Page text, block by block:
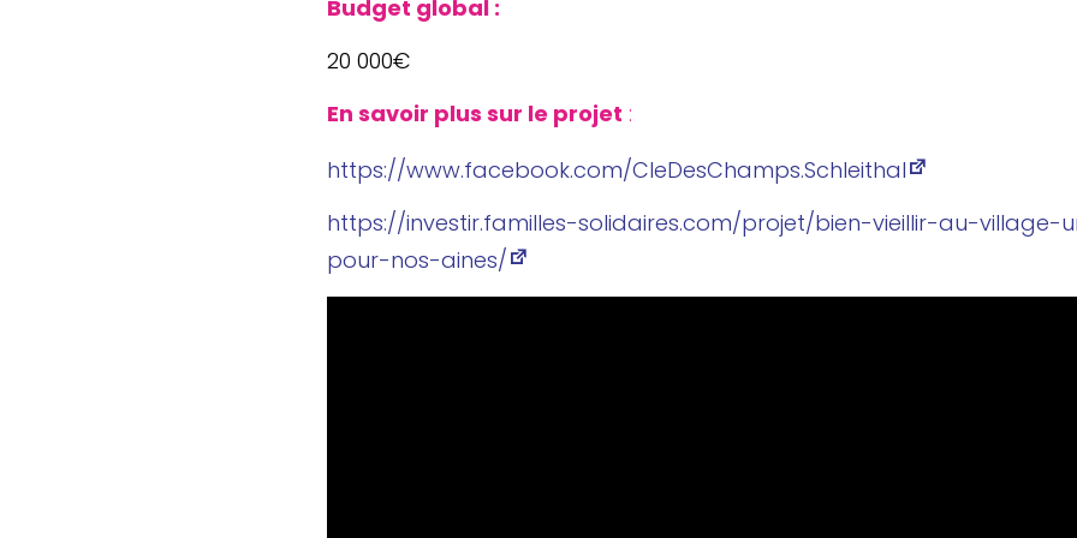
Budget global :
20 000€
En savoir plus sur le projet :
https://​www​.face​book​.com/​C​l​e​D​e​s​C​h​a​m​p​s​.​S​c​h​l​e​i​t​hal
https://​inves​tir​.familles​-soli​daires​.com/​p​r​o​j​e​t​/​b​i​e​n​-​v​i​e​i​l​l​i​r​-​a​u​-​
p​o​u​r​-​n​o​s​-​a​i​n​es/